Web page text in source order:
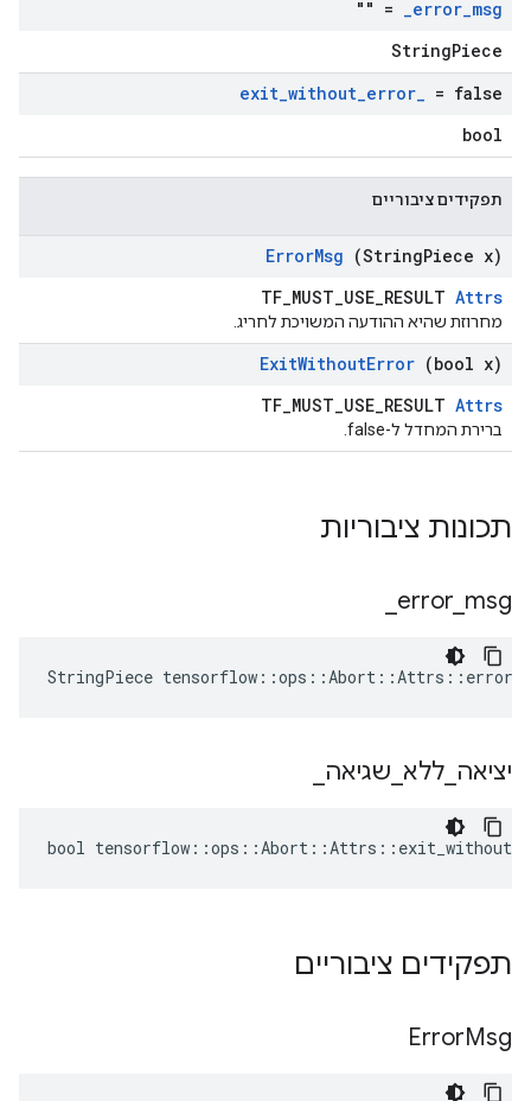
error_msg
_
= ""
StringPiece
exit_without_error_ = false
bool
תפקידים ציבוריים
ErrorMsg (StringPiece x)
TF_MUST_USE_RESULT Attrs
מחרוזת שהיא ההודעה המשויכת לחריג.
ExitWithoutError (bool x)
TF_MUST_USE_RESULT Attrs
ברירת המחדל ל-false.
תכונות ציבוריות
error msg
StringPiece
יציאה ללא שגיאה
bool
תפקידים ציבוריים
ErrorMsg